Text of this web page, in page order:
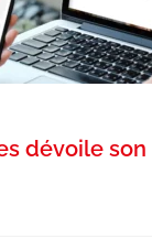
dévoile
Forez-Bennes
Contact